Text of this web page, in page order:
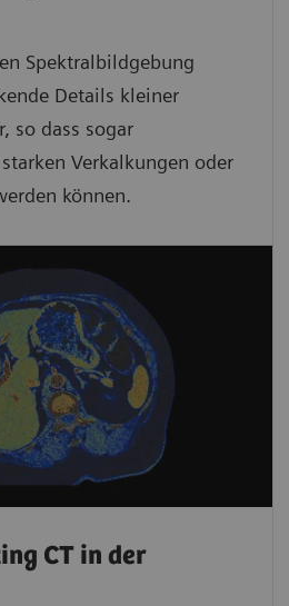
Spektralbildgebung
Details kleiner
so dass sogar
Verkalkungen oder
können.
CT in der